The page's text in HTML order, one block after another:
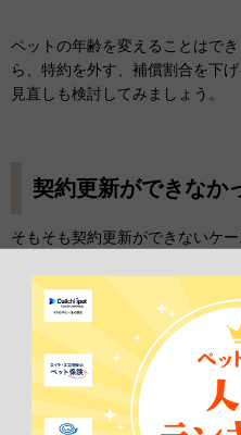
ペットの年齢を変えることはで
ら、特約を外す、補償割合を下
見直しも検討してみましょう。
契約更新ができなか
そもそも契約更新ができないケ
補償限度額まで使い切った場合
めに補償の対象から外れてしま
更新の可否と、何歳まで更新し
かつ更新の条件をよく確認してお